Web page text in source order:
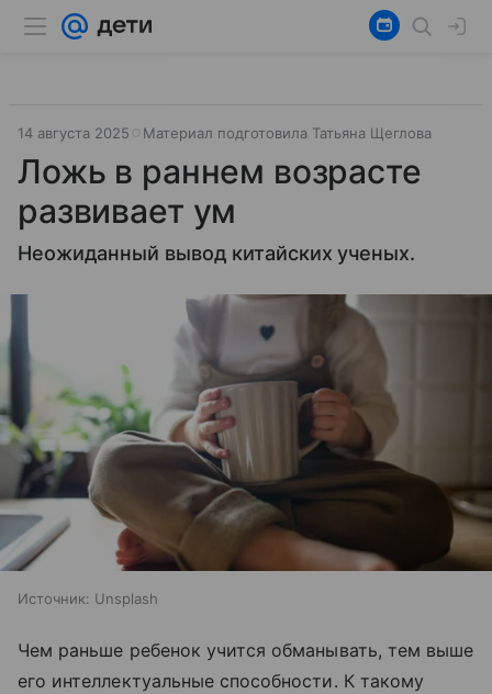
14 августа 2025 Материал подготовила Татьяна Щеглова
Ложь в раннем возрасте
развивает ум
Неожиданный вывод китайских ученых.
Источник: Unsplash
Чем раньше ребенок учится обманывать, тем выше
его интеллектуальные способности. К такому